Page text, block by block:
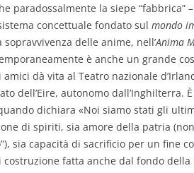
paradossalmente la siepe “fabbrica”
concettuale fondato sul mondo
delle anime, nell’Anima
è anche un grande
dà vita al Teatro nazionale
dell’Eire, autonomo dall’Inghilterra.
dichiara «Noi siamo stati gli
di spiriti, sia amore della patria
sia capacità di sacrificio per un fine
costruzione fatta anche dal fondo